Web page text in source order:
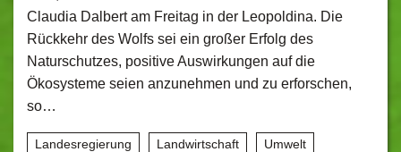
Claudia Dalbert am Freitag in der Leopoldina. Die
Rückkehr des Wolfs sei ein großer Erfolg des
Naturschutzes, positive Auswirkungen auf die
Ökosysteme seien anzunehmen und zu erforschen,
so…
Landesregierung Landwirtschaft Umwelt